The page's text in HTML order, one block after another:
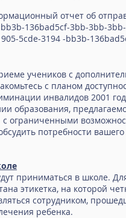
отчет об
136bad5cf-3bb-3bb-
3194 -bb3b-
учеников с
с планом
инвалидов 2001
образования,
ограниченными
потребности
приниматься в школе.
этикетка, на которой
сотрудником,
ребенка.